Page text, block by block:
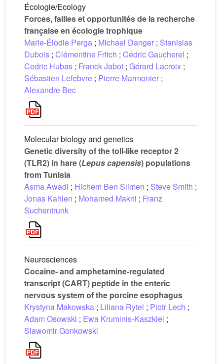
Écologie/Ecology
Forces, failles et opportunités de la recherche
française en écologie trophique
Marie-Élodie Perga ; Michael Danger ; Stanislas
Dubois ; Clémentine Fritch ; Cédric Gaucherel ;
Cedric Hubas ; Franck Jabot ; Gérard Lacroix ;
Sébastien Lefebvre ; Pierre Marmonier ;
Alexandre Bec
Molecular biology and genetics
Genetic diversity of the toll-like receptor 2
(TLR2) in hare (Lepus capensis) populations
from Tunisia
Asma Awadi ; Hichem Ben Slimen ; Steve Smith ;
Jonas Kahlen ; Mohamed Makni ; Franz
Suchentrunk
Neurosciences
Cocaine- and amphetamine-regulated
transcript (CART) peptide in the enteric
nervous system of the porcine esophagus
Krystyna Makowska ; Liliana Rytel ; Piotr Lech ;
Adam Osowski ; Ewa Kruminis-Kaszkiel ;
Slawomir Gonkowski